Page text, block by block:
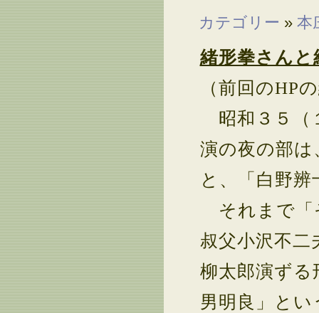
カテゴリー » 本
緒形拳さん
（前回のHP
昭和３５（
演の夜の部は
と、「白野辨
それまで「
叔父小沢不二
柳太郎演ずる
男明良」と